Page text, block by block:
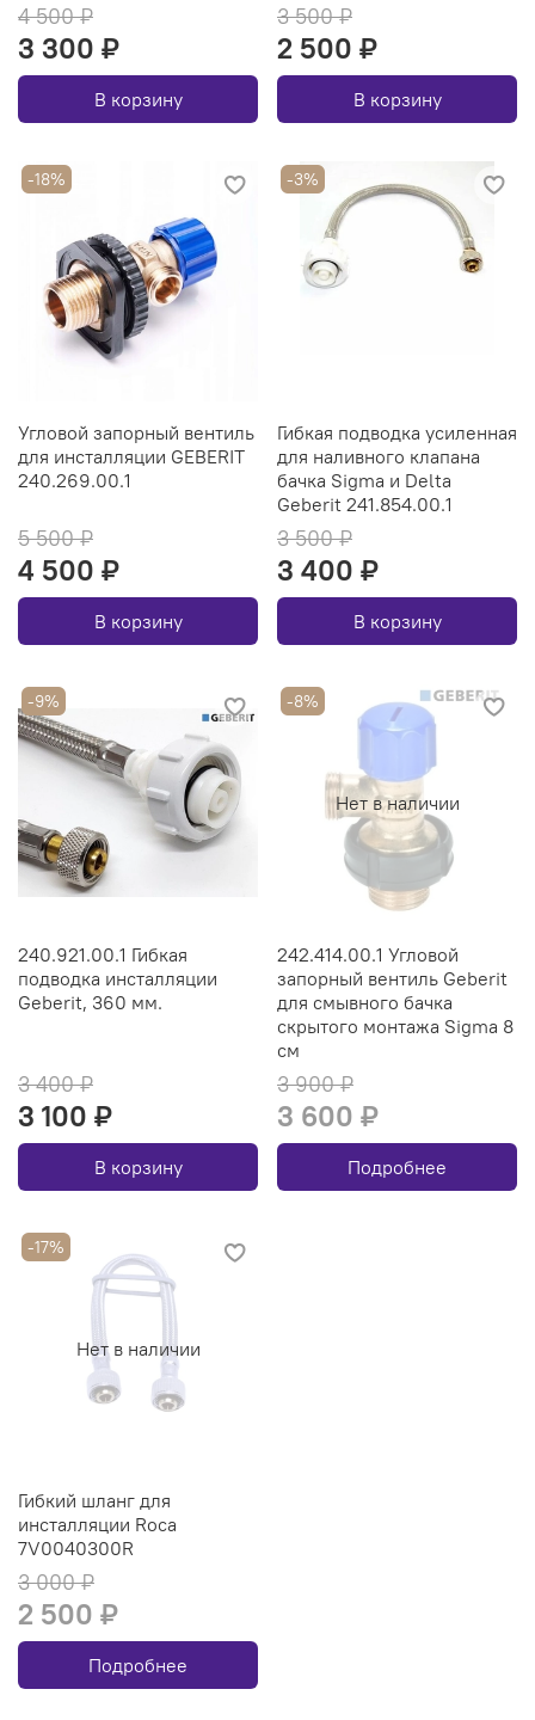
4 500 ₽
3 300 ₽
В корзину
3 500 ₽
2 500 ₽
В корзину
-18%
Угловой запорный вентиль
для инсталляции GEBERIT
240.269.00.1
5 500 ₽
4 500 ₽
В корзину
-3%
Гибкая подводка усиленная
для наливного клапана
бачка Sigma и Delta
Geberit 241.854.00.1
3 500 ₽
3 400 ₽
В корзину
-9%
240.921.00.1 Гибкая
подводка инсталляции
Geberit, 360 мм.
3 400 ₽
3 100 ₽
В корзину
Нет в наличии
-8%
242.414.00.1 Угловой
запорный вентиль Geberit
для смывного бачка
скрытого монтажа Sigma 8
см
3 900 ₽
3 600 ₽
Подробнее
Нет в наличии
-17%
Гибкий шланг для
инсталляции Roca
7V0040300R
3 000 ₽
2 500 ₽
Подробнее